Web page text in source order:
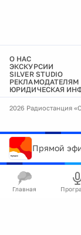
О НАС
ЭКСКУРСИИ
SILVER STUDIO
РЕКЛАМОДАТЕЛЯМ
ЮРИДИЧЕСКАЯ
2026 Радиостанция
Прямой
Главная